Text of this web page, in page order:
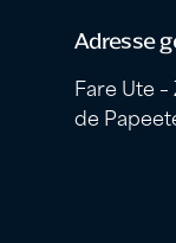
Adresse
Fare Ute
de